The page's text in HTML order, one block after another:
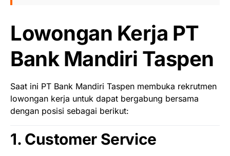
Lowongan Kerja PT
Bank Mandiri Taspen
Saat ini PT Bank Mandiri Taspen membuka rekrutmen
lowongan kerja untuk dapat bergabung bersama
dengan posisi sebagai berikut:
1. Customer Service